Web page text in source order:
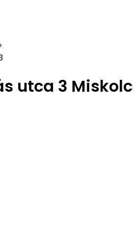
utca 3 Miskolc